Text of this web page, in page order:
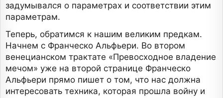
задумывался о параметрах и соответствии этим
параметрам.
Теперь, обратимся к нашим великим предкам.
Начнем с Франческо Альфьери. Во втором
венецианском трактате «Превосходное владение
мечом» уже на второй странице Франческо
Альфьери прямо пишет о том, что нас должна
интересовать техника, которая прошла войну и